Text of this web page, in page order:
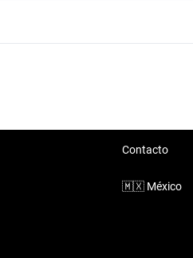
Contacto
🇲🇽 México